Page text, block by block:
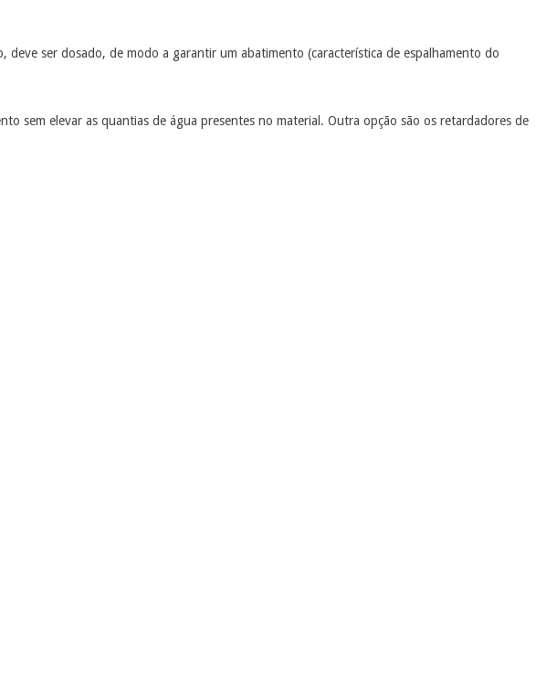
ser dosado, de modo a garantir um abatimento (característica de espalhamento do
sem elevar as quantias de água presentes no material. Outra opção são os retardadores de